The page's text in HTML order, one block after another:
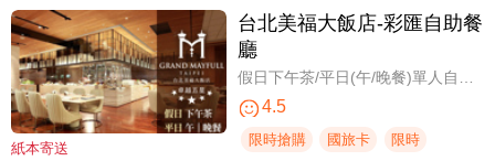
紙本寄送
台北美福大飯店-彩匯自助餐
廳
4.5
限時搶購 國旅卡 限時